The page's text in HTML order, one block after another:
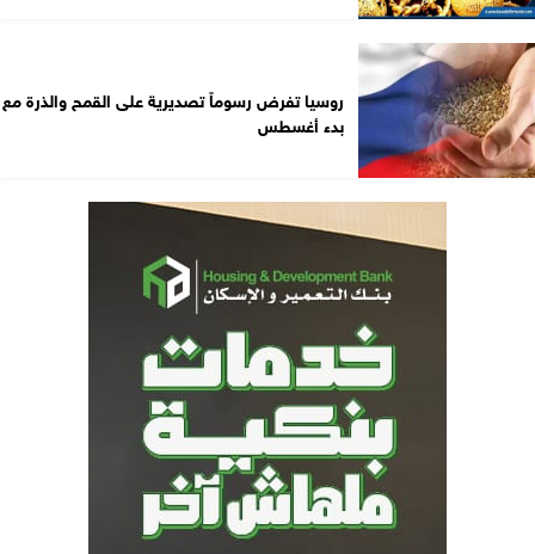
روسيا تفرض رسوماً تصديرية على القمح والذرة مع
بدء أغسطس